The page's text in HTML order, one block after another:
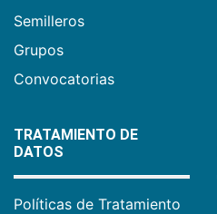
Semilleros
Grupos
Convocatorias
TRATAMIENTO DE
DATOS
Políticas de Tratamiento